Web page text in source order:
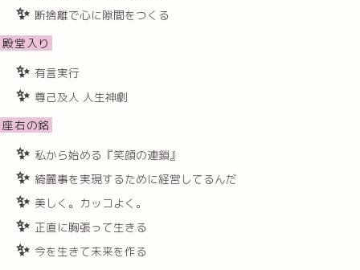
断捨離で心に隙間をつくる
殿堂入り
有言実行
尊己及人 人生神劇
座右の銘
私から始める『笑顔の連鎖』
綺麗事を実現するために経営してるんだ
美しく。カッコよく。
正直に胸張って生きる
今を生きて未来を作る